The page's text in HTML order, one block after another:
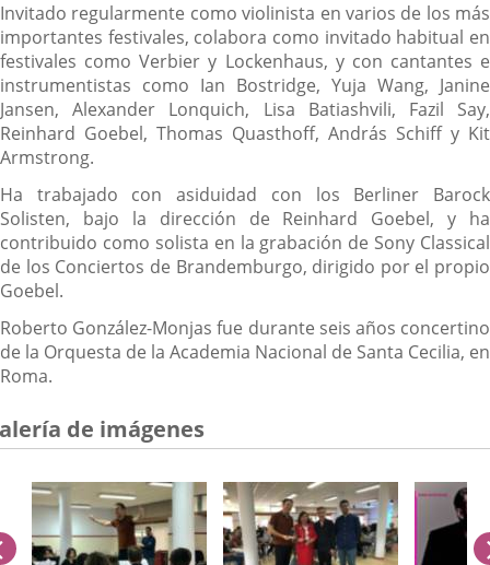
Invitado regularmente como violinista en varios de los más
importantes festivales, colabora como invitado habitual en
festivales como Verbier y Lockenhaus, y con cantantes e
instrumentistas como Ian Bostridge, Yuja Wang, Janine
Jansen, Alexander Lonquich, Lisa Batiashvili, Fazil Say,
Reinhard Goebel, Thomas Quasthoff, András Schiff y Kit
Armstrong.
Ha trabajado con asiduidad con los Berliner Barock
Solisten, bajo la dirección de Reinhard Goebel, y ha
contribuido como solista en la grabación de Sony Classical
de los Conciertos de Brandemburgo, dirigido por el propio
Goebel.
Roberto González-Monjas fue durante seis años concertino
de la Orquesta de la Academia Nacional de Santa Cecilia, en
Roma.
de imágenes
anterior